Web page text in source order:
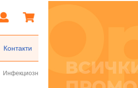
Контакти
Инфекциозни артропатии